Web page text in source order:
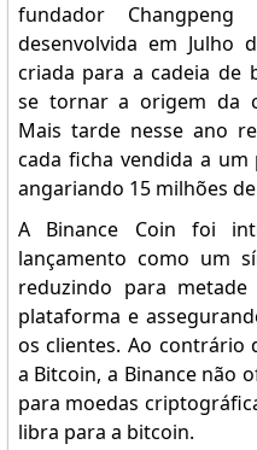
fundador
desenvolvida em Julho
criada para a cadeia de
se tornar a origem da
Mais tarde nesse ano
cada ficha vendida a
angariando 15 milhões
A Binance Coin foi
lançamento como um
reduzindo para
plataforma e
os clientes. Ao contrário
a Bitcoin, a Binance não
para moedas
libra para a bitcoin.